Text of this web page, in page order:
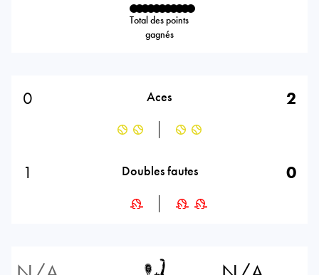
Total des points
gagnés
0 Aces 2
1 Doubles fautes 0